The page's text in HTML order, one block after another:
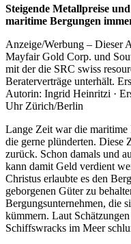
Steigende Metallpreise und neue Technologien machen
maritime Bergungen
Anzeige/Werbung – Dieser
Mayfair Gold Corp. und
mit der die SRC swiss
Beraterverträge unterhält.
Autorin: Ingrid Heinritzi ·
Uhr Zürich/Berlin
Lange Zeit war die maritime
die gerne plünderten. Diese
zurück. Schon damals und
kann damit Geld verdient
Christus erlaubte es den
geborgenen Güter zu
Bergungsunternehmen, die
kümmern. Laut
Schiffswracks im Meer